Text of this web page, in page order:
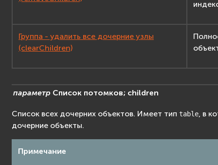
Группа - удалить все дочерние узлы
(clearChildren)
параметр Список потомков; children
Список всех дочерних объектов. Имеет тип table , в
дочерние объекты.
Примечание